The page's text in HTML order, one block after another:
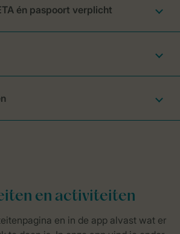
én paspoort verplicht